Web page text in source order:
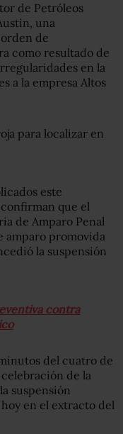
de Petróleos
una
de
como resultado de
en la
a la empresa Altos
para localizar en
este
que el
de Amparo Penal
amparo promovida
la suspensión
contra
del cuatro de
de la
suspensión
en el extracto del